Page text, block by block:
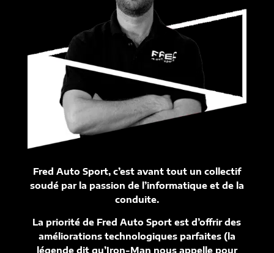
Fred Auto Sport, c’est avant tout un collectif
soudé par la passion de l’informatique et de la
conduite.
La priorité de Fred Auto Sport est d’offrir des
améliorations technologiques parfaites (la
légende dit qu’Iron-Man nous appelle pour